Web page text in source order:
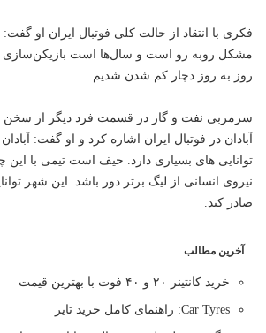
فکری با انتقاد از حالت کلی فوتبال ایران او گفت:
مشکل روبه رو است و سال‌ها است بازیکن‌سازی
روز به روز دچار کم شدن شدیم.
سرمربی نفت و گاز در قسمت فرد دیگر از سخن
آبادان در فوتبال ایران اشاره کرد و او گفت:
توانایی های بسیاری دارد. حیف است تیمی با این
نیروی انسانی از لیگ برتر دور باشد. این شهر
صادر کند.
آخرین مطالب
خرید کانتینر ۲۰ و ۴۰ فوت با بهترین قیمت
Car Tyres: راهنمای کامل خرید تایر